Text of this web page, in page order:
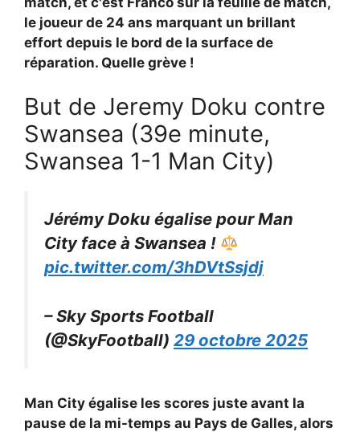
le joueur de 24 ans marquant un brillant
effort depuis le bord de la surface de
réparation. Quelle grève !
But de Jeremy Doku contre
Swansea (39e minute,
Swansea 1-1 Man City)
Jérémy Doku égalise pour Man
City face à Swansea !
pic.twitter.com/3hDVtSsjdj
– Sky Sports Football
(@SkyFootball) 29 octobre 2025
Man City égalise les scores juste avant la
pause de la mi-temps au Pays de Galles, alors